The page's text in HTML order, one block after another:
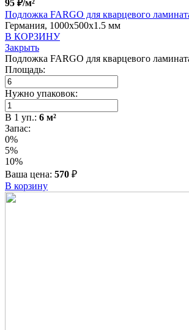
95 ₽/м²
Подложка FARGO для кварцевого
Германия, 1000x500x1.5 мм
В КОРЗИНУ
Закрыть
Подложка FARGO для кварцевого
Площадь:
Нужно упаковок:
В 1 уп.: 6 м²
Запас:
0%
5%
10%
Ваша цена: 570 ₽
В корзину